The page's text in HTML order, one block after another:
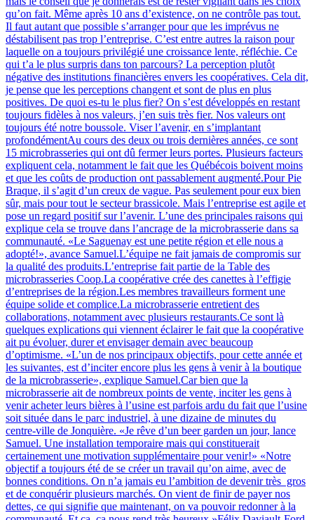
qu’on fait. Même après 10 ans d’existence, on ne contrôle pas tout.
Il faut autant que possible s’arranger pour que les imprévus ne
déstabilisent pas trop l’entreprise. C’est entre autres la raison pour
laquelle on a toujours privilégié une croissance lente, réfléchie. Ce
qui t’a le plus surpris dans ton parcours? La perception plutôt
négative des institutions financières envers les coopératives. Cela dit,
je pense que les perceptions changent et sont de plus en plus
positives. De quoi es-tu le plus fier? On s’est développés en restant
toujours fidèles à nos valeurs, j’en suis très fier. Nos valeurs ont
toujours été notre boussole. Viser l’avenir, en s’implantant
profondémentAu cours des deux ou trois dernières années, ce sont
15 microbrasseries qui ont dû fermer leurs portes. Plusieurs facteurs
expliquent cela, notamment le fait que les Québécois boivent moins
et que les coûts de production ont passablement augmenté.Pour Pie
Braque, il s’agit d’un creux de vague. Pas seulement pour eux bien
sûr, mais pour tout le secteur brassicole. Mais l’entreprise est agile et
pose un regard positif sur l’avenir. L’une des principales raisons qui
explique cela se trouve dans l’ancrage de la microbrasserie dans sa
communauté. «Le Saguenay est une petite région et elle nous a
adopté!», avance Samuel.L’équipe ne fait jamais de compromis sur
la qualité des produits.L’entreprise fait partie de la Table des
microbrasseries Coop.La coopérative crée des canettes à l’effigie
d’entreprises de la région.Les membres travailleurs forment une
équipe solide et complice.La microbrasserie entretient des
collaborations, notamment avec plusieurs restaurants.Ce sont là
quelques explications qui viennent éclairer le fait que la coopérative
ait pu évoluer, durer et envisager demain avec beaucoup
d’optimisme. «L’un de nos principaux objectifs, pour cette année et
les suivantes, est d’inciter encore plus les gens à venir à la boutique
de la microbrasserie», explique Samuel.Car bien que la
microbrasserie ait de nombreux points de vente, inciter les gens à
venir acheter leurs bières à l’usine est parfois ardu du fait que l’usine
soit située dans le parc industriel, à une dizaine de minutes du
centre-ville de Jonquière. «Je rêve d’un beer garden un jour, lance
Samuel. Une installation temporaire mais qui constituerait
certainement une motivation supplémentaire pour venir!» «Notre
objectif a toujours été de se créer un travail qu’on aime, avec de
bonnes conditions. On n’a jamais eu l’ambition de devenir très gros
et de conquérir plusieurs marchés. On vient de finir de payer nos
dettes, ce qui signifie que maintenant, on va pouvoir redonner à la